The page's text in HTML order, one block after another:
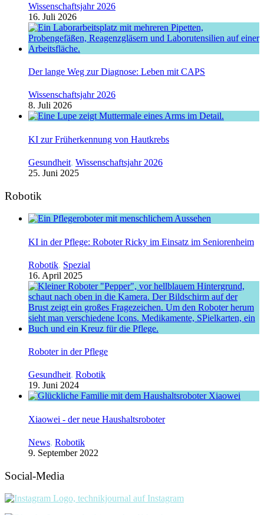
Wissenschaftsjahr 2026
16. Juli 2026
Der lange Weg zur Diagnose: Leben mit CAPS
Wissenschaftsjahr 2026
8. Juli 2026
KI zur Früherkennung von Hautkrebs
Gesundheit, Wissenschaftsjahr 2026
25. Juni 2025
Robotik
KI in der Pflege: Roboter Ricky im Einsatz im Seniorenheim
Robotik, Spezial
16. April 2025
Roboter in der Pflege
Gesundheit, Robotik
19. Juni 2024
Xiaowei - der neue Haushaltsroboter
News, Robotik
9. September 2022
Social-Media